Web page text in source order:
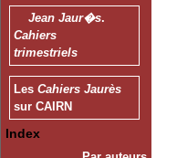
Jean Jaur�s.
Cahiers
trimestriels
Les Cahiers Jaurès
sur CAIRN
Index